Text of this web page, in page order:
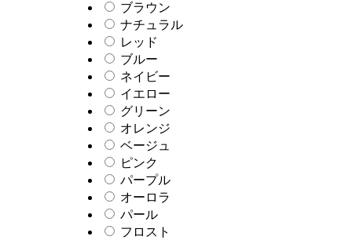
ブラウン
ナチュラル
レッド
ブルー
ネイビー
イエロー
グリーン
オレンジ
ベージュ
ピンク
パープル
オーロラ
パール
フロスト